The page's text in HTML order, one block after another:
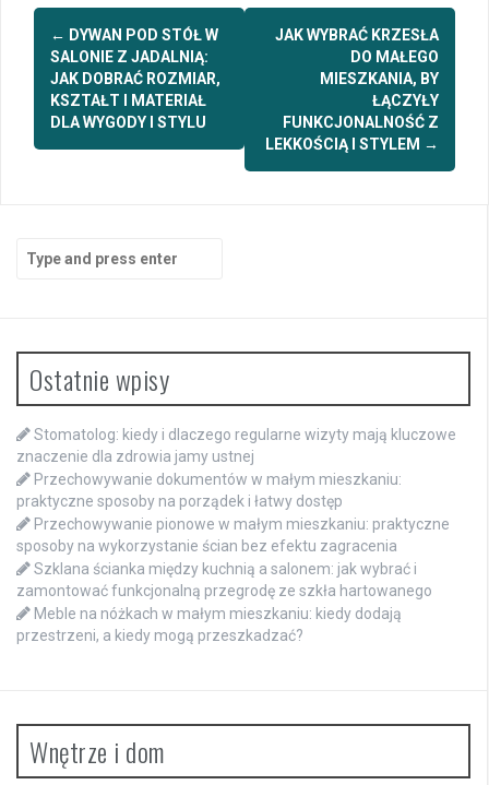
Post
navigation
← DYWAN POD STÓŁ W
SALONIE Z JADALNIĄ:
JAK DOBRAĆ ROZMIAR,
KSZTAŁT I MATERIAŁ
DLA WYGODY I STYLU
JAK WYBRAĆ KRZESŁA
DO MAŁEGO
MIESZKANIA, BY
ŁĄCZYŁY
FUNKCJONALNOŚĆ Z
LEKKOŚCIĄ I STYLEM →
for:
Ostatnie wpisy
Stomatolog: kiedy i dlaczego regularne wizyty mają kluczowe
znaczenie dla zdrowia jamy ustnej
Przechowywanie dokumentów w małym mieszkaniu:
praktyczne sposoby na porządek i łatwy dostęp
Przechowywanie pionowe w małym mieszkaniu: praktyczne
sposoby na wykorzystanie ścian bez efektu zagracenia
Szklana ścianka między kuchnią a salonem: jak wybrać i
zamontować funkcjonalną przegrodę ze szkła hartowanego
Meble na nóżkach w małym mieszkaniu: kiedy dodają
przestrzeni, a kiedy mogą przeszkadzać?
Wnętrze i dom